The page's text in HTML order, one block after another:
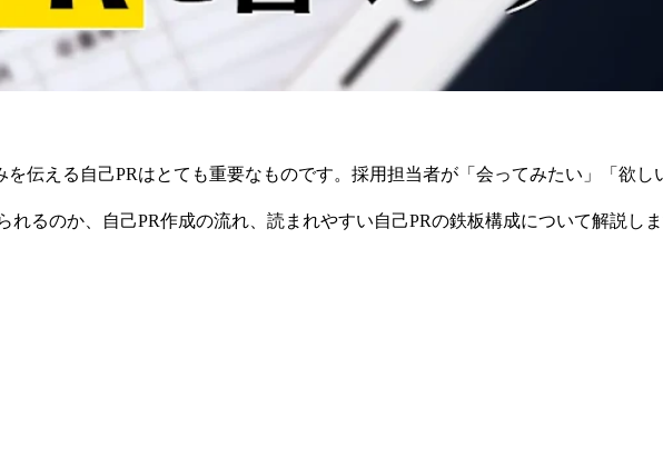
伝える自己PRはとても重要なものです。採用担当者が「会ってみたい」「欲
るのか、自己PR作成の流れ、読まれやすい自己PRの鉄板構成について解説しま